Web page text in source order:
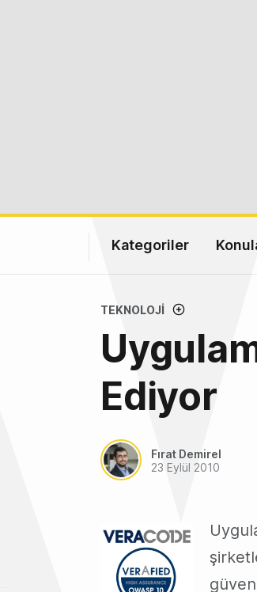
Kategoriler
TEKNOLOJI
Ediyor
Fırat Demirel
23 Eylül 2010